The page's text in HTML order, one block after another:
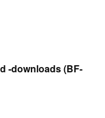
-downloads (BF-